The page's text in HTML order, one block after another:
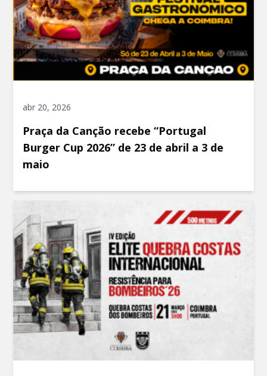
abr 20, 2026
Praça da Canção recebe “Portugal
Burger Cup 2026” de 23 de abril a 3 de
maio